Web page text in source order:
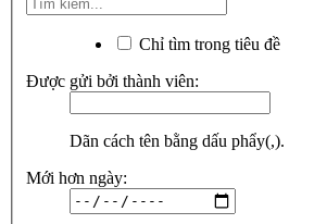
Chỉ tìm trong tiêu đề
Được gửi bởi thành viên:
Dãn cách tên bằng dấu phẩy(,).
Mới hơn ngày: